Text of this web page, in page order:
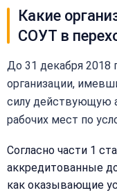
Какие
СОУТ в
До 31 декабря 2018
организации,
силу действующую
рабочих мест по
Согласно части 1
аккредитованные
как оказывающие